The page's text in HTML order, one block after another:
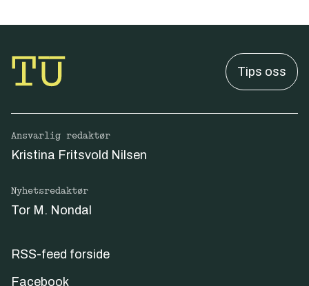
Tips oss
Ansvarlig redaktør
Kristina Fritsvold Nilsen
Nyhetsredaktør
Tor M. Nondal
RSS-feed forside
Facebook